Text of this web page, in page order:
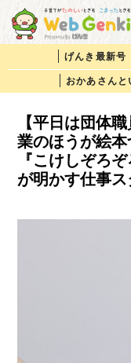
げんき最新号
おかあさんと
【平日は団
業のほうが絵
『こけしぞろ
が明かす仕事